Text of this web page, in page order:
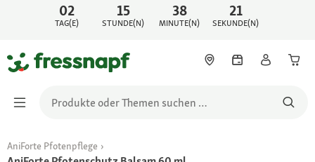
02
TAG(E)
15
STUNDE(N)
38
MINUTE(N)
21
SEKUNDE(N)
AniForte Pfotenpflege